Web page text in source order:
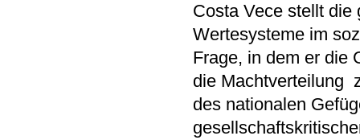
Costa Vece stellt die
Wertesysteme im
Frage, in dem er die
die Machtverteilung
des nationalen